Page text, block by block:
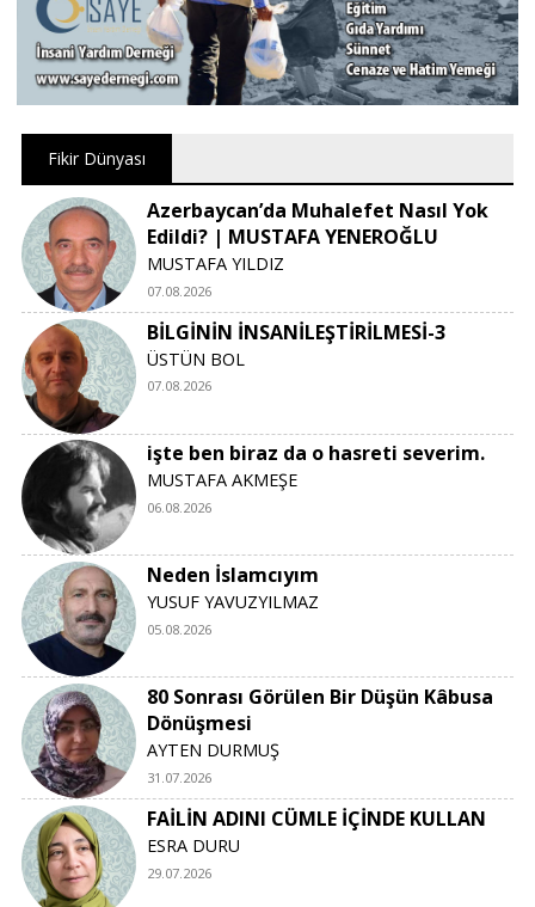
Fikir Dünyası
Azerbaycan’da Muhalefet Nasıl Yok
Edildi? | MUSTAFA YENEROĞLU
MUSTAFA YILDIZ
07.08.2026
BİLGİNİN İNSANİLEŞTİRİLMESİ-3
ÜSTÜN BOL
07.08.2026
işte ben biraz da o hasreti severim.
MUSTAFA AKMEŞE
06.08.2026
Neden İslamcıyım
YUSUF YAVUZYILMAZ
05.08.2026
80 Sonrası Görülen Bir Düşün Kâbusa
Dönüşmesi
AYTEN DURMUŞ
31.07.2026
FAİLİN ADINI CÜMLE İÇİNDE KULLAN
ESRA DURU
29.07.2026